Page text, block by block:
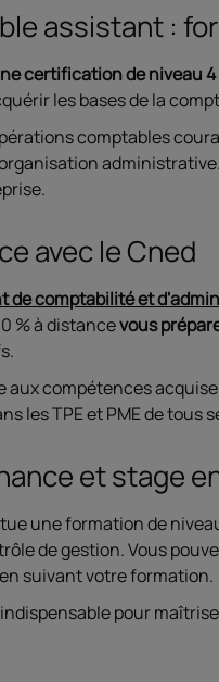
assistant :
certification de niveau 4
les bases de la
comptables
avec le Cned
de comptabilité et
% à distancevous
compétences
les TPE et PME de tous
et stage
une formation de
de gestion. Vous
suivant votre formation.
pour